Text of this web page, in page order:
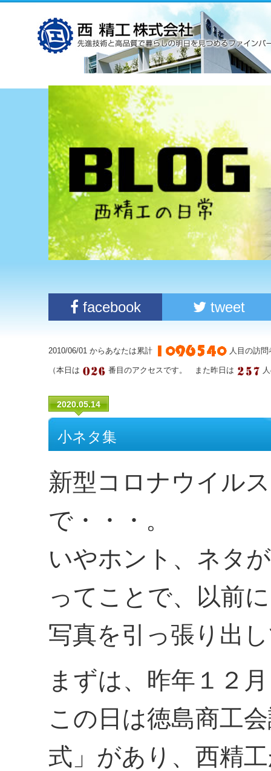
facebook tweet
2010/06/01 からあなたは累計 人目の訪
（本日は 番目のアクセスです。 また昨日は
2020.05.14
小ネタ集
新型コロナウイル
で・・・。
いやホント、ネタ
ってことで、以前
写真を引っ張り出
まずは、昨年１２
この日は徳島商工
式」があり、西精